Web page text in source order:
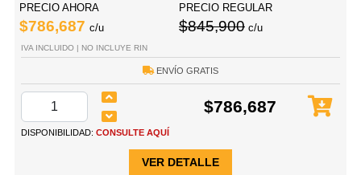
PRECIO AHORA
$786,687 c/u
PRECIO REGULAR
$845,900 c/u
IVA INCLUIDO | NO INCLUYE RIN
ENVÍO GRATIS
$786,687
DISPONIBILIDAD: CONSULTE AQUÍ
VER DETALLE